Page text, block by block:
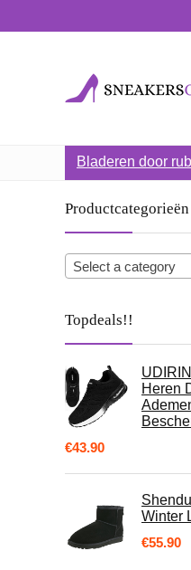
Bladeren door
Productcategorieën
Select a category
Topdeals!!
Heren
€43.90
Winter
€55.90